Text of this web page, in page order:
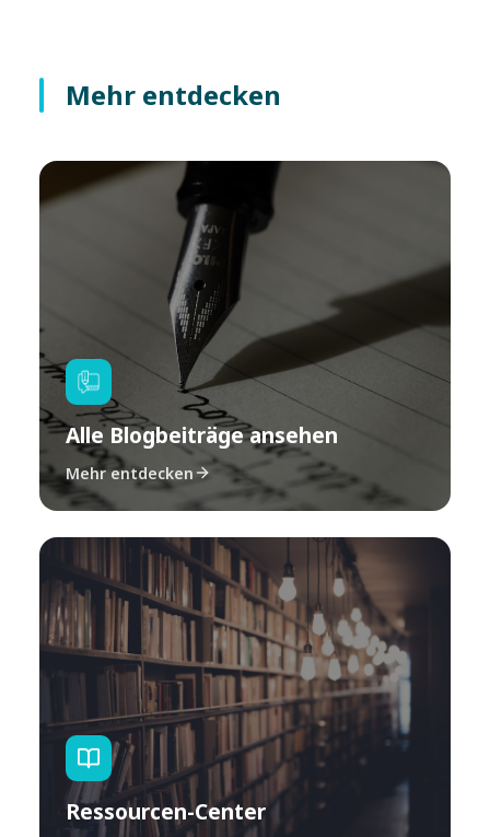
Mehr entdecken
Alle Blogbeiträge ansehen
Mehr entdecken
Ressourcen-Center